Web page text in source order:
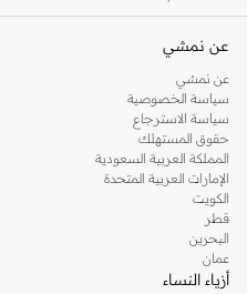
عن نمشي
عن نمشي
سياسة الخصوصية
سياسة الاسترجاع
حقوق المستهلك
المملكة العربية السعودية
الإمارات العربية المتحدة
الكويت
قطر
البحرين
عمان
أزياء النساء